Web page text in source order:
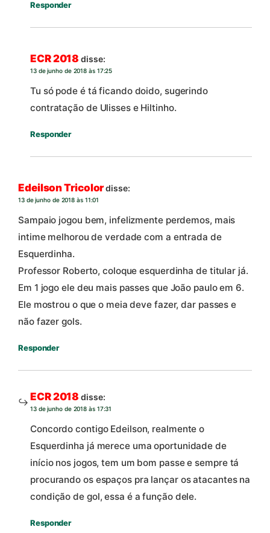
Responder
ECR 2018 disse:
13 de junho de 2018 às 17:25
Tu só pode é tá ficando doido, sugerindo
contratação de Ulisses e Hiltinho.
Responder
Edeilson Tricolordisse:
13 de junho de 2018 às 11:01
Sampaio jogou bem, infelizmente perdemos, mais
intime melhorou de verdade com a entrada de
Esquerdinha.
Professor Roberto, coloque esquerdinha de titular já.
Em 1 jogo ele deu mais passes que João paulo em 6.
Ele mostrou o que o meia deve fazer, dar passes e
não fazer gols.
Responder
ECR 2018 disse:
13 de junho de 2018 às 17:31
Concordo contigo Edeilson, realmente o
Esquerdinha já merece uma oportunidade de
início nos jogos, tem um bom passe e sempre tá
procurando os espaços pra lançar os atacantes na
condição de gol, essa é a função dele.
Responder